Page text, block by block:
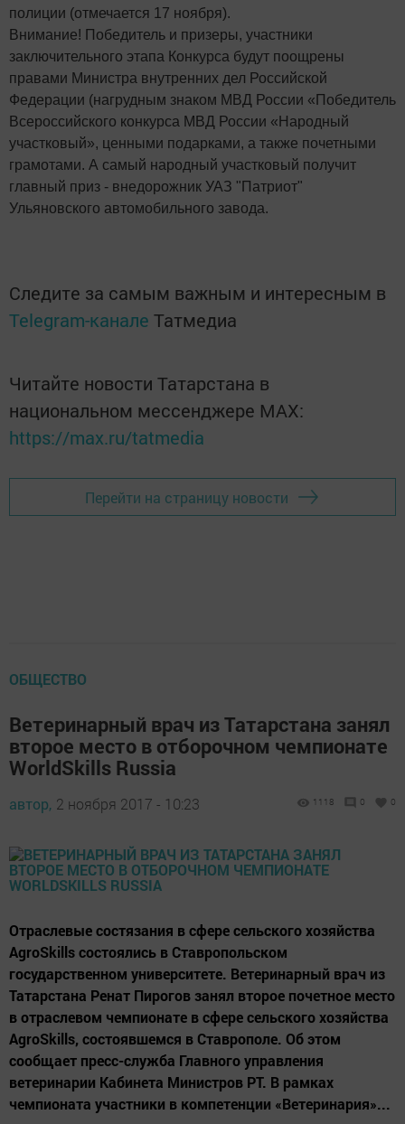
полиции (отмечается 17 ноября).
Внимание! Победитель и призеры, участники
заключительного этапа Конкурса будут поощрены
правами Министра внутренних дел Российской
Федерации (нагрудным знаком МВД России «Победитель
Всероссийского конкурса МВД России «Народный
участковый», ценными подарками, а также почетными
грамотами. А самый народный участковый получит
главный приз - внедорожник УАЗ "Патриот"
Ульяновского автомобильного завода.
Следите за самым важным и интересным в
Telegram-канале Татмедиа
Читайте новости Татарстана в
национальном мессенджере MАХ:
https://max.ru/tatmedia
Перейти на страницу новости
ОБЩЕСТВО
Ветеринарный врач из Татарстана занял
второе место в отборочном чемпионате
WorldSkills Russia
автор, 2 ноября 2017 - 10:23 1118 0 0
Отраслевые состязания в сфере сельского хозяйства
AgroSkills состоялись в Ставропольском
государственном университете. Ветеринарный врач из
Татарстана Ренат Пирогов занял второе почетное место
в отраслевом чемпионате в сфере сельского хозяйства
AgroSkills, состоявшемся в Ставрополе. Об этом
сообщает пресс-служба Главного управления
ветеринарии Кабинета Министров РТ. В рамках
чемпионата участники в компетенции «Ветеринария»...